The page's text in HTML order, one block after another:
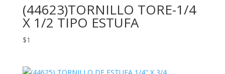
(44623)TORNILLO TORE-1/4
X 1/2 TIPO ESTUFA
$1